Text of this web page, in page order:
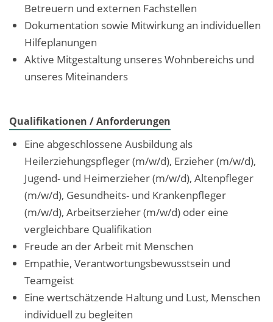
Betreuern und externen Fachstellen
Dokumentation sowie Mitwirkung an individuellen
Hilfeplanungen
Aktive Mitgestaltung unseres Wohnbereichs und
unseres Miteinanders
Qualifikationen / Anforderungen
Eine abgeschlossene Ausbildung als
Heilerziehungspfleger (m/w/d), Erzieher (m/w/d),
Jugend- und Heimerzieher (m/w/d), Altenpfleger
(m/w/d), Gesundheits- und Krankenpfleger
(m/w/d), Arbeitserzieher (m/w/d) oder eine
vergleichbare Qualifikation
Freude an der Arbeit mit Menschen
Empathie, Verantwortungsbewusstsein und
Teamgeist
Eine wertschätzende Haltung und Lust, Menschen
individuell zu begleiten